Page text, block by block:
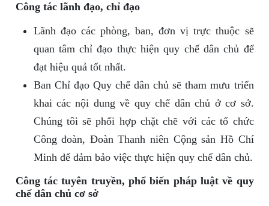
Công tác lãnh đạo, chỉ đạo
Lãnh đạo các phòng, ban, đơn vị trực thuộc sẽ
quan tâm chỉ đạo thực hiện quy chế dân chủ để
đạt hiệu quả tốt nhất.
Ban Chỉ đạo Quy chế dân chủ sẽ tham mưu triển
khai các nội dung về quy chế dân chủ ở cơ sở.
Chúng tôi sẽ phối hợp chặt chẽ với các tổ chức
Công đoàn, Đoàn Thanh niên Cộng sản Hồ Chí
Minh để đảm bảo việc thực hiện quy chế dân chủ.
Công tác tuyên truyền, phổ biến pháp luật về quy
chế dân chủ cơ sở